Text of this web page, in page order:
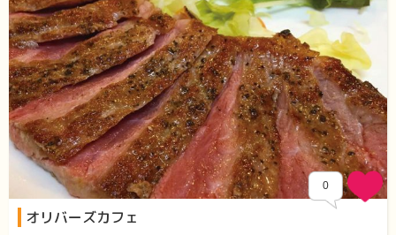
0
オリバーズカフェ